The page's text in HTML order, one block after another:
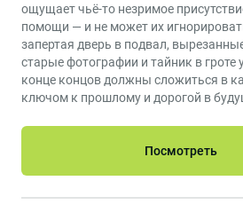
ощущает чьё-то незримое
помощи — и не может их
запертая дверь в подвал,
старые фотографии и тайник в гроте
конце концов должны сложиться в
ключом к прошлому и дорогой в
Посмотреть